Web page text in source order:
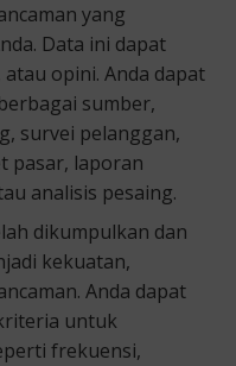
yang
Data ini dapat
opini. Anda dapat
sumber,
survei pelanggan,
pasar, laporan
analisis pesaing.
dikumpulkan dan
kekuatan,
Anda dapat
untuk
frekuensi,